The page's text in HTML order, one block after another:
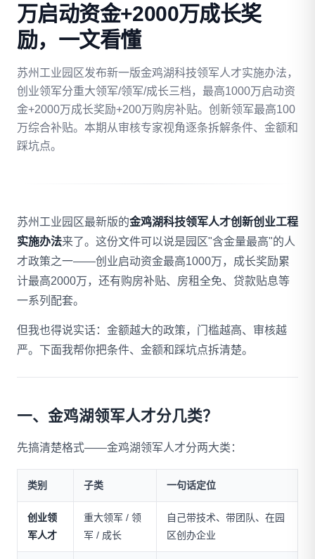
FAQ
拨打 18020275753
免费自评
万启动资金+2000万成长奖
励，一文看懂
苏州工业园区发布新一版金鸡湖科技领军人才实施办法，
创业领军分重大领军/领军/成长三档，最高1000万启动资
金+2000万成长奖励+200万购房补贴。创新领军最高100
万综合补贴。本期从审核专家视角逐条拆解条件、金额和
踩坑点。
苏州工业园区最新版的金鸡湖科技领军人才创新创业工程
实施办法来了。这份文件可以说是园区"含金量最高"的人
才政策之一——创业启动资金最高1000万，成长奖励累
计最高2000万，还有购房补贴、房租全免、贷款贴息等
一系列配套。
但我也得说实话：金额越大的政策，门槛越高、审核越
严。下面我帮你把条件、金额和踩坑点拆清楚。
一、金鸡湖领军人才分几类？
先搞清楚格式——金鸡湖领军人才分两大类：
类别 子类 一句话定位
创业领
军人才
重大领军 / 领
军 / 成长
自己带技术、带团队、在园
区创办企业